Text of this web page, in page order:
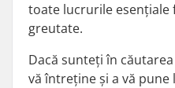
toate lucrurile esențiale
greutate.
Dacă sunteți în
vă întreține și a vă